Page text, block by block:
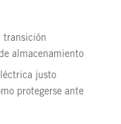
transición
almacenamiento
justo
protegerse ante